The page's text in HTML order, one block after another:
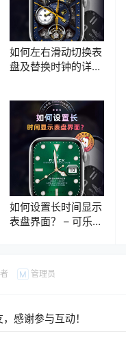
如何左右滑动切换表
盘及替换时钟的详细
如何设置长时间显示
表盘界面？ – 可乐鸡
M 管理员
感谢参与互动！